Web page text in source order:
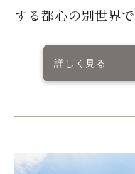
する都心の別世界で
詳しく見る